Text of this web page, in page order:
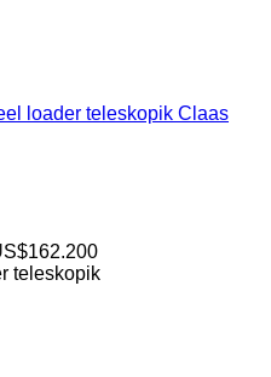
loader teleskopik Claas
teleskopik